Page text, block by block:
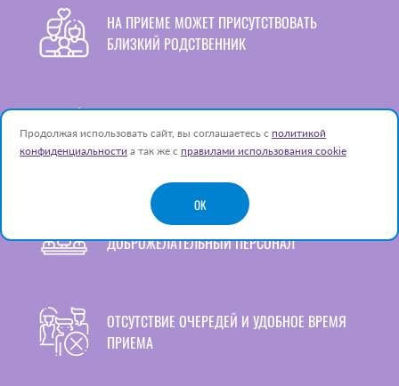
НА ПРИЕМЕ МОЖЕТ ПРИСУТСТВОВАТЬ
БЛИЗКИЙ РОДСТВЕННИК
ЗАКЛЮЧЕНИЕ
КОМФОРТНАЯ АТМОСФЕРА И
ДОБРОЖЕЛАТЕЛЬНЫЙ ПЕРСОНАЛ
ОТСУТСТВИЕ ОЧЕРЕДЕЙ И УДОБНОЕ ВРЕМЯ
ПРИЕМА
Продолжая использовать сайт, вы соглашаетесь с политикой
конфиденциальности а так же с правилами использования cookie
OK